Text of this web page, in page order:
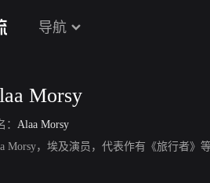
导航
Morsy
： Alaa Morsy
Morsy，埃及演员，代表作有《旅行者》